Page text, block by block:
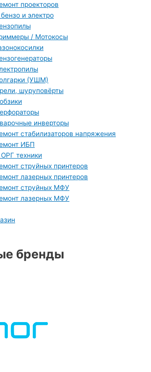
проекторов
и электро
/ Мотокосы
(УШМ)
шуруповёрты
инверторы
стабилизаторов напряжения
ИБП
техники
струйных принтеров
лазерных принтеров
струйных МФУ
лазерных МФУ
бренды